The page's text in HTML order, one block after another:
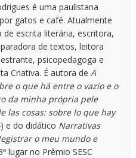
é uma paulistana
gatos e café. Atualmente
de escrita literária, escritora,
de textos, leitora
psicopedagoga e
Criativa. É autora de A
o que há entre o vazio e o
da minha própria pele
las cosas: sobre lo que hay
e do didático Narrativas
o meu mundo e
lugar no Prêmio SESC